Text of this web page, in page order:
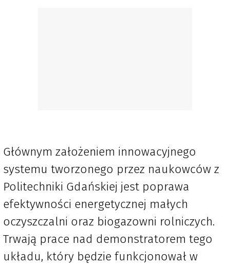
Głównym założeniem innowacyjnego
systemu tworzonego przez naukowców z
Politechniki Gdańskiej jest poprawa
efektywności energetycznej małych
oczyszczalni oraz biogazowni rolniczych.
Trwają prace nad demonstratorem tego
układu, który będzie funkcjonował w